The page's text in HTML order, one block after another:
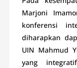
Marjoni
konferensi
diharapkan
UIN Mahmud
yang